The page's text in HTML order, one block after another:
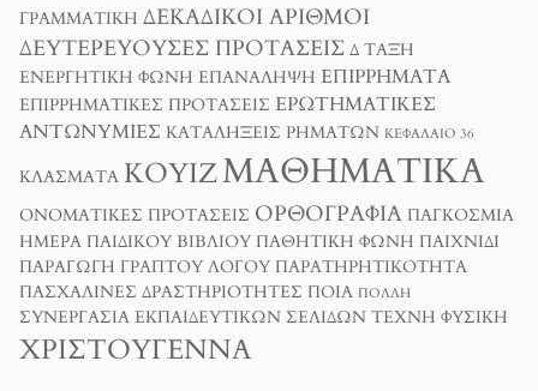
ΓΡΑΜΜΑΤΙΚΉ ΔΕΚΑΔΙΚΟΊ ΑΡΙΘΜΟΊ
ΔΕΥΤΕΡΕΎΟΥΣΕΣ ΠΡΟΤΆΣΕΙΣ Δ ΤΑΞΗ
ΕΝΕΡΓΗΤΙΚΉ ΦΩΝΉ ΕΠΑΝΆΛΗΨΗ ΕΠΙΡΡΉΜΑΤΑ
ΕΠΙΡΡΗΜΑΤΙΚΈΣ ΠΡΟΤΆΣΕΙΣ ΕΡΩΤΗΜΑΤΙΚΈΣ
ΑΝΤΩΝΥΜΊΕΣ ΚΑΤΑΛΉΞΕΙΣ ΡΗΜΆΤΩΝ ΚΕΦΆΛΑΙΟ 36
ΚΛΆΣΜΑΤΑ ΚΟΥΊΖΜΑΘΗΜΑΤΙΚΆ
ΟΝΟΜΑΤΙΚΈΣ ΠΡΟΤΆΣΕΙΣ ΟΡΘΟΓΡΑΦΊΑ ΠΑΓΚΌΣΜΙΑ
ΗΜΈΡΑ ΠΑΙΔΙΚΟΎ ΒΙΒΛΊΟΥ ΠΑΘΗΤΙΚΉ ΦΩΝΉ ΠΑΙΧΝΊΔΙ
ΠΑΡΑΓΩΓΉ ΓΡΑΠΤΟΎ ΛΌΓΟΥ ΠΑΡΑΤΗΡΗΤΙΚΌΤΗΤΑ
ΠΑΣΧΑΛΙΝΈΣ ΔΡΑΣΤΗΡΙΌΤΗΤΕΣ ΠΟΙΑ ΠΟΛΛΉ
ΣΥΝΕΡΓΑΣΊΑ ΕΚΠΑΙΔΕΥΤΙΚΏΝ ΣΕΛΊΔΩΝ ΤΈΧΝΗ ΦΥΣΙΚΉ
ΧΡΙΣΤΟΎΓΕΝΝΑ